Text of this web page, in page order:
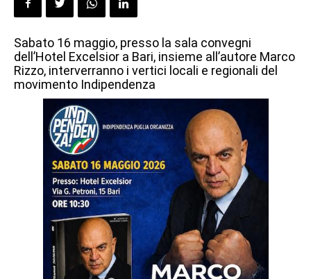
Sabato 16 maggio, presso la sala convegni
dell’Hotel Excelsior a Bari, insieme all’autore Marco
Rizzo, interverranno i vertici locali e regionali del
movimento Indipendenza